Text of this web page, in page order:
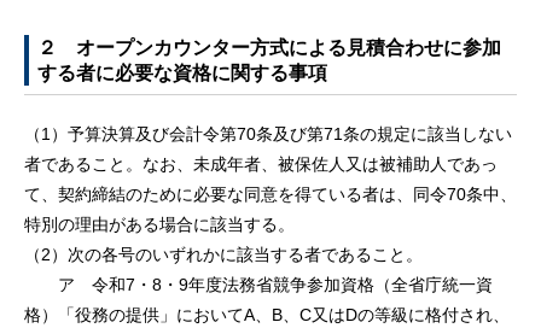
２ オープンカウンター方式による見積合わせに参加
する者に必要な資格に関する事項
（1）予算決算及び会計令第70条及び第71条の規定に該当しない
者であること。なお、未成年者、被保佐人又は被補助人であっ
て、契約締結のために必要な同意を得ている者は、同令70条中、
特別の理由がある場合に該当する。
（2）次の各号のいずれかに該当する者であること。
ア 令和7・8・9年度法務省競争参加資格（全省庁統一資
格）「役務の提供」においてA、B、C又はDの等級に格付され、